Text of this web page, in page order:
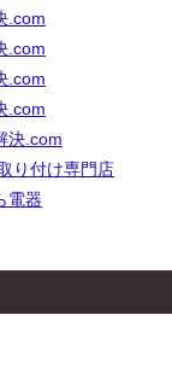
.com
.com
.com
.com
決.com
り付け専門店
電器